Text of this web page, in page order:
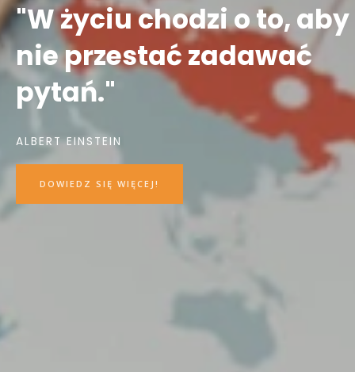
"W życiu chodzi o to, aby
nie przestać zadawać
pytań."
ALBERT EINSTEIN
DOWIEDZ SIĘ WIĘCEJ!